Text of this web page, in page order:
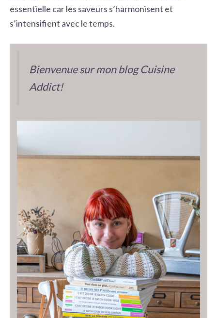
essentielle car les saveurs s’harmonisent et
s’intensifient avec le temps.
Bienvenue sur mon blog Cuisine
Addict!